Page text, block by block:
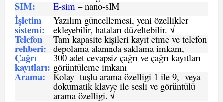
SIM: E-sim – nano-sIM
İşletim
sistemi:
Yazılım güncellemesi, yeni özellikler
ekleyebilir, hataları düzeltebilir. √
Telefon
rehberi:
Tam kapasite kişileri kayıt etme ve telefon
depolama alanında saklama imkanı,
Çağrı
kayıtları:
300 adet cevapsiz çağrı ve çağrı kayıtları
görüntüleme imkanı
Arama: Kolay tuşlu arama özelligi 1 ile 9, veya
dokumatik klavye ile sesli ve görüntülü
arama özelligi. √